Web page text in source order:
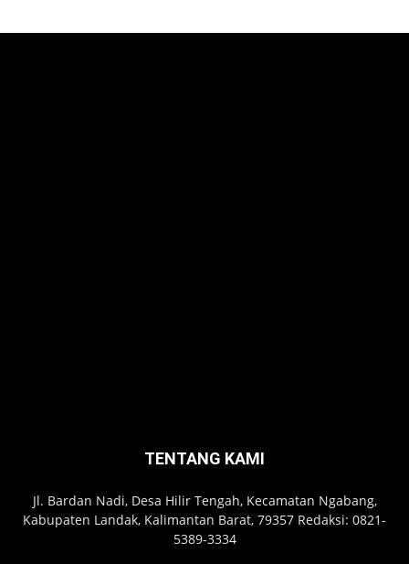
TENTANG KAMI
Jl. Bardan Nadi, Desa Hilir Tengah, Kecamatan Ngabang,
Kabupaten Landak, Kalimantan Barat, 79357 Redaksi: 0821-
5389-3334